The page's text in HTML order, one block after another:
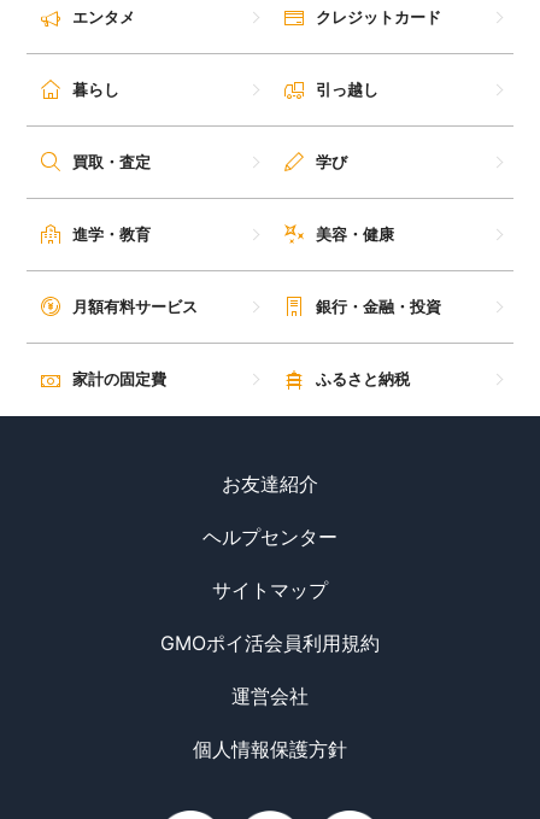
エンタメ クレジットカード
暮らし 引っ越し
買取・査定 学び
進学・教育 美容・健康
月額有料サービス 銀行・金融・投資
家計の固定費 ふるさと納税
お友達紹介
ヘルプセンター
サイトマップ
GMOポイ活会員利用規約
運営会社
個人情報保護方針